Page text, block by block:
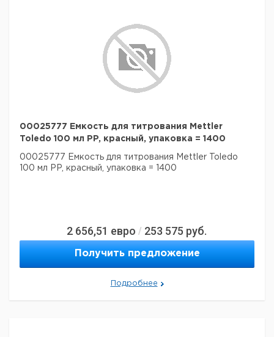
00025777 Емкость для титрования Mettler
Toledo 100 мл PP, красный, упаковка = 1400
00025777 Емкость для титрования Mettler Toledo
100 мл PP, красный, упаковка = 1400
2 656,51 евро / 253 575 руб.
Получить предложение
Подробнее